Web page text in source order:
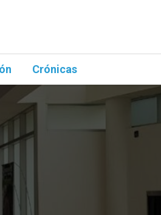
Crónicas